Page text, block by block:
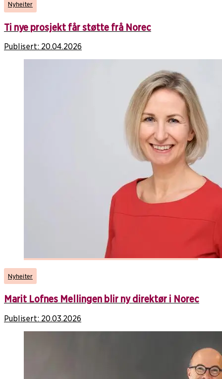
Nyheiter
Ti nye prosjekt får støtte frå Norec
Publisert: 20.04.2026
Nyheiter
Marit Lofnes Mellingen blir ny direktør i Norec
Publisert: 20.03.2026